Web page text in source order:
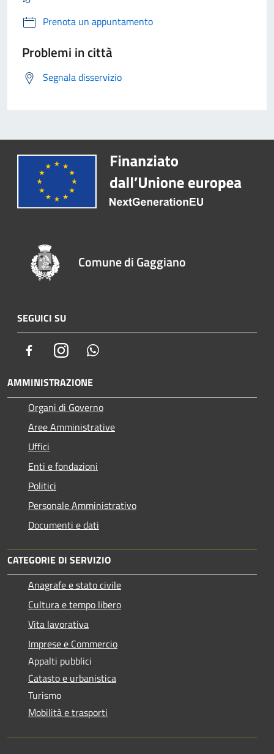
Prenota un appuntamento
Problemi in città
Segnala disservizio
Comune di Gaggiano
SEGUICI SU
FacebookInstagram
AMMINISTRAZIONE
Organi di Governo
Aree Amministrative
Uffici
Enti e fondazioni
Politici
Personale Amministrativo
Documenti e dati
CATEGORIE DI SERVIZIO
Anagrafe e stato civile
Cultura e tempo libero
Vita lavorativa
Imprese e Commercio
Appalti pubblici
Catasto e urbanistica
Turismo
Mobilità e trasporti